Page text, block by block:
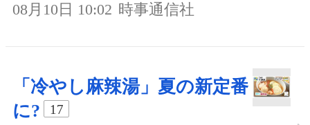
08月10日 10:02 時事通信社
「冷やし麻辣湯」夏の新定番
に?
17